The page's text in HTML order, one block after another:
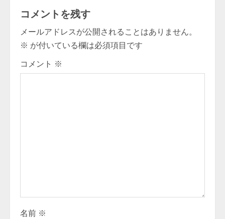
コメントを残す
メールアドレスが公開されることはありません。
※ が付いている欄は必須項目です
コメント ※
名前 ※